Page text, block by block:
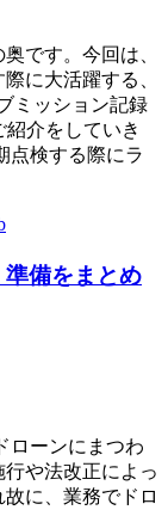
です。今回は、
に大活躍する、
ミッション記録
紹介をしていき
点検する際にラ
準備をまとめ
ローンにまつわ
や法改正によっ
に、業務でドロ